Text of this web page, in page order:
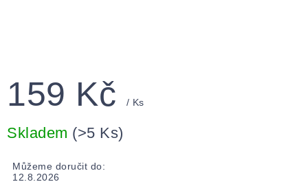
159 Kč / Ks
cena:
Skladem (>5 Ks)
Můžeme doručit do:
12.8.2026